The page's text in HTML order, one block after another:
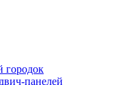
городок
панелей